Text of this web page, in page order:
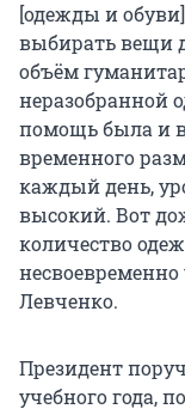
[одежды и
выбирать вещи
объём
неразобранной
помощь была и в
временного
каждый день,
высокий. Вот
количество
Левченко.
Президент
учебного года,